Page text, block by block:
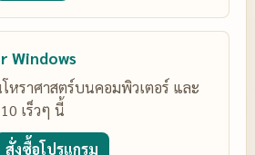
Windows
หราศาสตร์บนคอมพิวเตอร์ และ
เร็วๆ นี้
สั่งซื้อโปรแกรม